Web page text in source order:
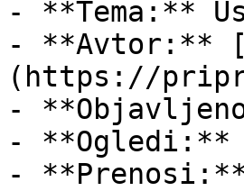
- **Tema:**
- **Avtor:**
(https://
-
- **Ogledi:**
-